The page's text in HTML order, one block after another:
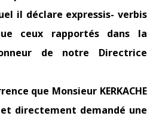
il déclare expressis- verbis
ceux rapportés dans la
de notre Directrice
que Monsieur KERKACHE
directement demandé une